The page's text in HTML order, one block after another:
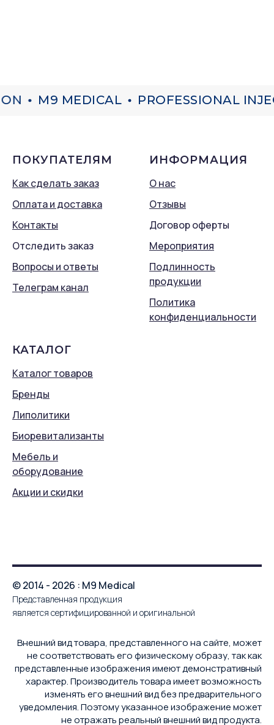
M9 MEDICAL PROFESSIONAL
ПОКУПАТЕЛЯМ
Как сделать заказ
Оплата и доставка
Контакты
Отследить заказ
Вопросы и ответы
Телеграм канал
ИНФОРМАЦИЯ
О нас
Отзывы
Договор оферты
Мероприятия
Подлинность
продукции
Политика
конфиденциальности
КАТАЛОГ
Каталог товаров
Бренды
Липолитики
Биоревитализанты
Мебель и
оборудование
Акции и скидки
© 2014 - 2026 : M9 Medical
Представленная продукция
является сертифицированной и оригинальной
Внешний вид товара, представленного на сайте, может
не соответствовать его физическому образу, так как
представленные изображения имеют демонстративный
характер. Производитель товара имеет возможность
изменять его внешний вид без предварительного
уведомления. Поэтому указанное изображение может
не отражать реальный внешний вид продукта.